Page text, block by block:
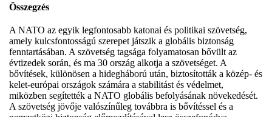
Összegzés
A NATO az egyik legfontosabb katonai és politikai szövetség,
amely kulcsfontosságú szerepet játszik a globális biztonság
fenntartásában. A szövetség tagsága folyamatosan bővült az
évtizedek során, és ma 30 ország alkotja a szövetséget. A
bővítések, különösen a hidegháború után, biztosították a közép- és
kelet-európai országok számára a stabilitást és védelmet,
miközben segítették a NATO globális befolyásának növekedését.
A szövetség jövője valószínűleg továbbra is bővítéssel és a